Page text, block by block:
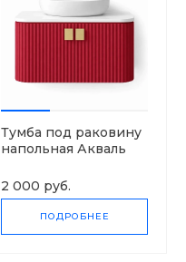
Тумба под раковину
напольная Акваль
2 000 руб.
ПОДРОБНЕЕ